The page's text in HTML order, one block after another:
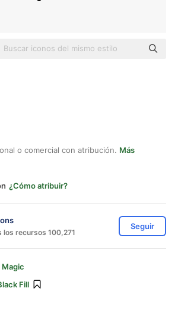
fill
o comercial con atribución. Más
¿Cómo atribuir?
los recursos 100,271
Seguir
Magic
Fill